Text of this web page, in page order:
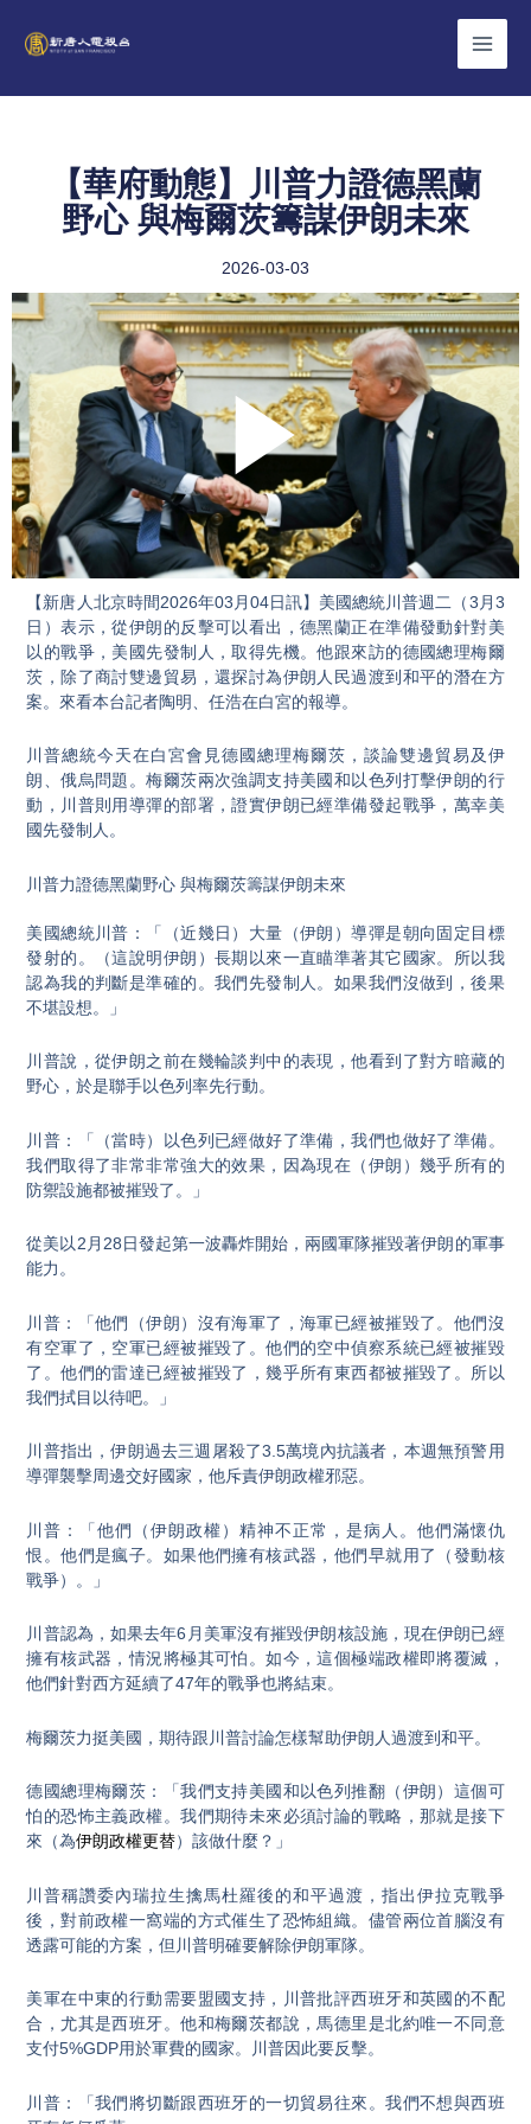
【華府動態】川普力證德黑蘭
野心 與梅爾茨籌謀伊朗未來
2026-03-03
Play
Video
【新唐人北京時間2026年03月04日訊】美國總統川普週二（3月3
日）表示，從伊朗的反擊可以看出，德黑蘭正在準備發動針對美
以的戰爭，美國先發制人，取得先機。他跟來訪的德國總理梅爾
茨，除了商討雙邊貿易，還探討為伊朗人民過渡到和平的潛在方
案。來看本台記者陶明、任浩在白宮的報導。
川普總統今天在白宮會見德國總理梅爾茨，談論雙邊貿易及伊
朗、俄烏問題。梅爾茨兩次強調支持美國和以色列打擊伊朗的行
動，川普則用導彈的部署，證實伊朗已經準備發起戰爭，萬幸美
國先發制人。
川普力證德黑蘭野心 與梅爾茨籌謀伊朗未來
美國總統川普：「（近幾日）大量（伊朗）導彈是朝向固定目標
發射的。（這說明伊朗）長期以來一直瞄準著其它國家。所以我
認為我的判斷是準確的。我們先發制人。如果我們沒做到，後果
不堪設想。」
川普說，從伊朗之前在幾輪談判中的表現，他看到了對方暗藏的
野心，於是聯手以色列率先行動。
川普：「（當時）以色列已經做好了準備，我們也做好了準備。
我們取得了非常非常強大的效果，因為現在（伊朗）幾乎所有的
防禦設施都被摧毀了。」
從美以2月28日發起第一波轟炸開始，兩國軍隊摧毀著伊朗的軍事
能力。
川普：「他們（伊朗）沒有海軍了，海軍已經被摧毀了。他們沒
有空軍了，空軍已經被摧毀了。他們的空中偵察系統已經被摧毀
了。他們的雷達已經被摧毀了，幾乎所有東西都被摧毀了。所以
我們拭目以待吧。」
川普指出，伊朗過去三週屠殺了3.5萬境內抗議者，本週無預警用
導彈襲擊周邊交好國家，他斥責伊朗政權邪惡。
川普：「他們（伊朗政權）精神不正常，是病人。他們滿懷仇
恨。他們是瘋子。如果他們擁有核武器，他們早就用了（發動核
戰爭）。」
川普認為，如果去年6月美軍沒有摧毀伊朗核設施，現在伊朗已經
擁有核武器，情況將極其可怕。如今，這個極端政權即將覆滅，
他們針對西方延續了47年的戰爭也將結束。
梅爾茨力挺美國，期待跟川普討論怎樣幫助伊朗人過渡到和平。
德國總理梅爾茨：「我們支持美國和以色列推翻（伊朗）這個可
怕的恐怖主義政權。我們期待未來必須討論的戰略，那就是接下
來（為伊朗政權更替）該做什麼？」
川普稱讚委內瑞拉生擒馬杜羅後的和平過渡，指出伊拉克戰爭
後，對前政權一窩端的方式催生了恐怖組織。儘管兩位首腦沒有
透露可能的方案，但川普明確要解除伊朗軍隊。
美軍在中東的行動需要盟國支持，川普批評西班牙和英國的不配
合，尤其是西班牙。他和梅爾茨都說，馬德里是北約唯一不同意
支付5%GDP用於軍費的國家。川普因此要反擊。
川普：「我們將切斷跟西班牙的一切貿易往來。我們不想與西班